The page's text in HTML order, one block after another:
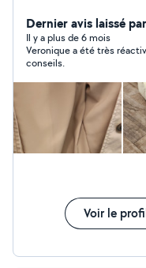
rond de coudes, etc.
électrique, souffleur
haute pression,
cuisine, nettoyeur
stérilisateur
peux louer pour
Dernier avis laissé
Il y a plus de 6 mois
Veronique a été très
conseils.
Voir le